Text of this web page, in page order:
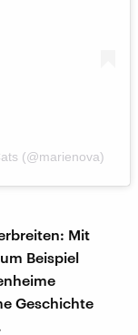
(@marienova)
Mit
Beispiel
Geschichte